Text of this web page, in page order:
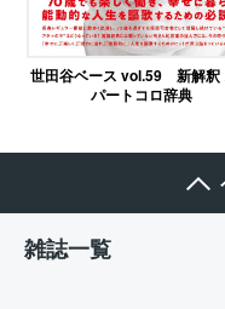
世田谷ベース vol.59 新解釈
パートコロ辞典
雑誌一覧